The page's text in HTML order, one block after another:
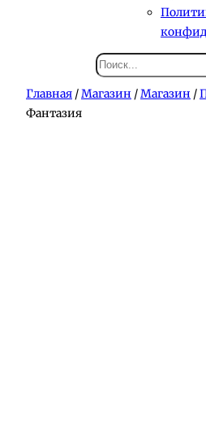
Поиск
Главная /Магазин /Магазин /
Фантазия